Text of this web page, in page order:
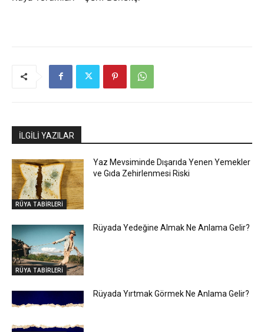
İLGİLİ YAZILAR
RÜYA TABİRLERİ
Yaz Mevsiminde Dışarıda Yenen Yemekler
ve Gıda Zehirlenmesi Riski
RÜYA TABİRLERİ
Rüyada Yedeğine Almak Ne Anlama Gelir?
Rüyada Yırtmak Görmek Ne Anlama Gelir?